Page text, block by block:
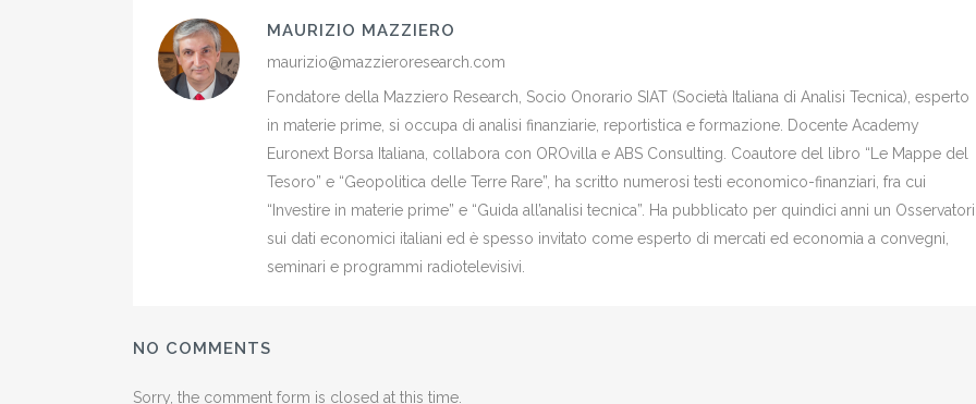
MAURIZIO MAZZIERO
maurizio@mazzieroresearch.com
Fondatore della Mazziero Research, Socio Onorario SIAT (Società Italiana di Analisi Tecnica), esperto
in materie prime, si occupa di analisi finanziarie, reportistica e formazione. Docente Academy
Euronext Borsa Italiana, collabora con OROvilla e ABS Consulting. Coautore del libro “Le Mappe del
Tesoro” e “Geopolitica delle Terre Rare”, ha scritto numerosi testi economico-finanziari, fra cui
“Investire in materie prime” e “Guida all’analisi tecnica”. Ha pubblicato per quindici anni un
sui dati economici italiani ed è spesso invitato come esperto di mercati ed economia a convegni,
seminari e programmi radiotelevisivi.
NO COMMENTS
Sorry, the comment form is closed at this time.